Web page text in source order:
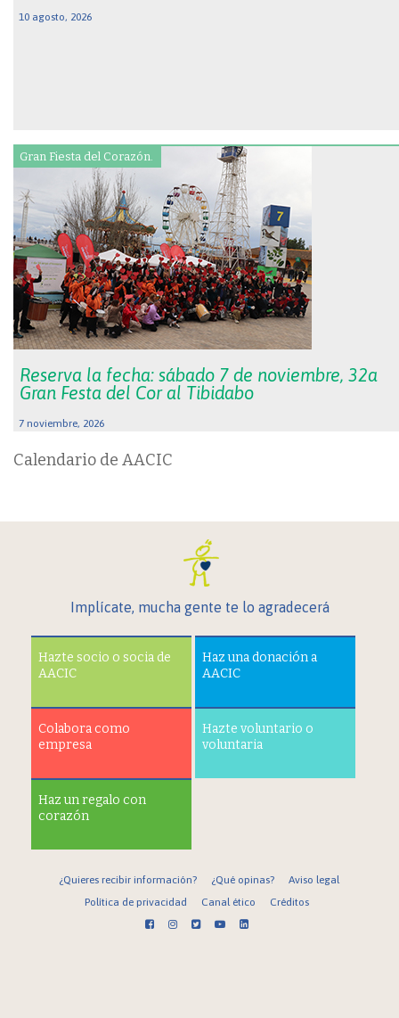
10 agosto, 2026
Gran Fiesta del Corazón.
Reserva la fecha: sábado 7 de noviembre, 32a
Gran Festa del Cor al Tibidabo
7 noviembre, 2026
Calendario de AACIC
Implícate, mucha gente te lo agradecerá
Hazte socio o socia de
AACIC
Haz una donación a
AACIC
Colabora como
empresa
Hazte voluntario o
voluntaria
Haz un regalo con
corazón
¿Quieres recibir información? ¿Qué opinas?
Aviso legal
Política de privacidad
Canal ético Créditos